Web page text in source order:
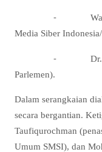
⁃ Wahyu
Media Siber
⁃ Dr. Ariawan
Parlemen).
Dalam serangkaian
secara bergantian.
Taufiqurochman
Umum SMSI), dan